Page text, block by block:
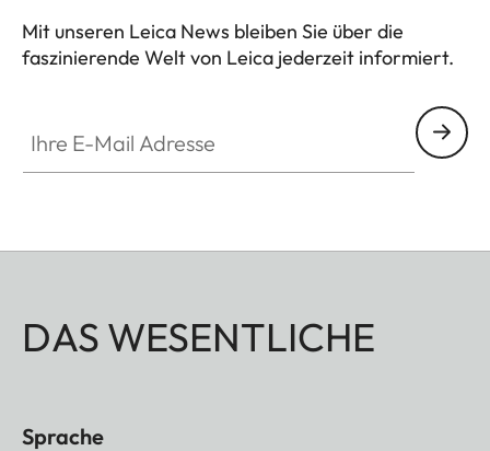
Mit unseren Leica News bleiben Sie über die
faszinierende Welt von Leica jederzeit informiert.
DAS WESENTLICHE
Sprache